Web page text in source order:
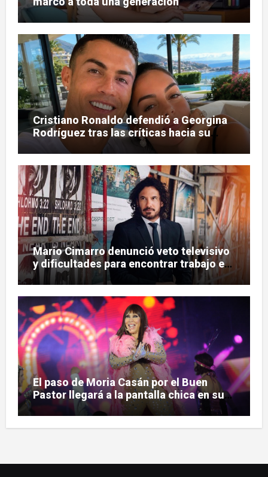
Cristiano Ronaldo defendió a Georgina
Rodríguez tras las críticas hacia su
figura
Mario Cimarro denunció veto televisivo
y dificultades para encontrar trabajo en
la actuación
El paso de Moria Casán por el Buen
Pastor llegará a la pantalla chica en su
nueva serie documental